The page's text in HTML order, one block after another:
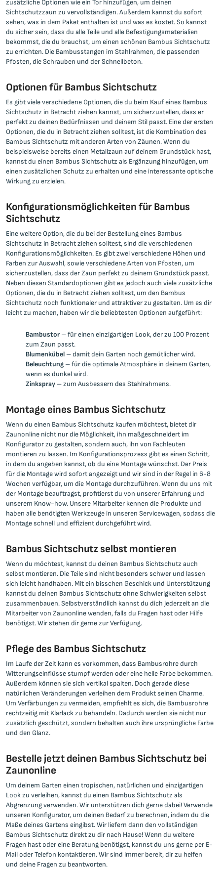
zusätzliche Optionen wie ein Tor hinzufügen, um deinen
Sichtschutzzaun zu vervollständigen. Außerdem kannst du sofort
sehen, was in dem Paket enthalten ist und was es kostet. So kannst
du sicher sein, dass du alle Teile und alle Befestigungsmaterialien
bekommst, die du brauchst, um einen schönen Bambus Sichtschutz
zu errichten. Die Bambusstangen im Stahlrahmen, die passenden
Pfosten, die Schrauben und der Schnellbeton.
Optionen für Bambus Sichtschutz
Es gibt viele verschiedene Optionen, die du beim Kauf eines Bambus
Sichtschutz in Betracht ziehen kannst, um sicherzustellen, dass er
perfekt zu deinen Bedürfnissen und deinem Stil passt. Eine der ersten
Optionen, die du in Betracht ziehen solltest, ist die Kombination des
Bambus Sichtschutz mit anderen Arten von Zäunen. Wenn du
beispielsweise bereits einen Metallzaun auf deinem Grundstück hast,
kannst du einen Bambus Sichtschutz als Ergänzung hinzufügen, um
einen zusätzlichen Schutz zu erhalten und eine interessante optische
Wirkung zu erzielen.
Konfigurationsmöglichkeiten für Bambus
Sichtschutz
Eine weitere Option, die du bei der Bestellung eines Bambus
Sichtschutz in Betracht ziehen solltest, sind die verschiedenen
Konfigurationsmöglichkeiten. Es gibt zwei verschiedene Höhen und
Farben zur Auswahl, sowie verschiedene Arten von Pfosten, um
sicherzustellen, dass der Zaun perfekt zu deinem Grundstück passt.
Neben diesen Standardoptionen gibt es jedoch auch viele zusätzliche
Optionen, die du in Betracht ziehen solltest, um den Bambus
Sichtschutz noch funktionaler und attraktiver zu gestalten. Um es dir
leicht zu machen, haben wir die beliebtesten Optionen aufgeführt:
Bambustor – für einen einzigartigen Look, der zu 100 Prozent
zum Zaun passt.
Blumenkübel – damit dein Garten noch gemütlicher wird.
Beleuchtung – für die optimale Atmosphäre in deinem Garten,
wenn es dunkel wird.
Zinkspray – zum Ausbessern des Stahlrahmens.
Montage eines Bambus Sichtschutz
Wenn du einen Bambus Sichtschutz kaufen möchtest, bietet dir
Zaunonline nicht nur die Möglichkeit, ihn maßgeschneidert im
Konfigurator zu gestalten, sondern auch, ihn von Fachleuten
montieren zu lassen. Im Konfigurationsprozess gibt es einen Schritt,
in dem du angeben kannst, ob du eine Montage wünschst. Der Preis
für die Montage wird sofort angezeigt und wir sind in der Regel in 6-8
Wochen verfügbar, um die Montage durchzuführen. Wenn du uns mit
der Montage beauftragst, profitierst du von unserer Erfahrung und
unserem Know-how. Unsere Mitarbeiter kennen die Produkte und
haben alle benötigten Werkzeuge in unseren Servicewagen, sodass die
Montage schnell und effizient durchgeführt wird.
Bambus Sichtschutz selbst montieren
Wenn du möchtest, kannst du deinen Bambus Sichtschutz auch
selbst montieren. Die Teile sind nicht besonders schwer und lassen
sich leicht handhaben. Mit ein bisschen Geschick und Unterstützung
kannst du deinen Bambus Sichtschutz ohne Schwierigkeiten selbst
zusammenbauen. Selbstverständlich kannst du dich jederzeit an die
Mitarbeiter von Zaunonline wenden, falls du Fragen hast oder Hilfe
benötigst. Wir stehen dir gerne zur Verfügung.
Pflege des Bambus Sichtschutz
Im Laufe der Zeit kann es vorkommen, dass Bambusrohre durch
Witterungseinflüsse stumpf werden oder eine helle Farbe bekommen.
Außerdem können sie sich vertikal spalten. Doch gerade diese
natürlichen Veränderungen verleihen dem Produkt seinen Charme.
Um Verfärbungen zu vermeiden, empfiehlt es sich, die Bambusrohre
rechtzeitig mit Klarlack zu behandeln. Dadurch werden sie nicht nur
zusätzlich geschützt, sondern behalten auch ihre ursprüngliche Farbe
und den Glanz.
Bestelle jetzt deinen Bambus Sichtschutz bei
Zaunonline
Um deinem Garten einen tropischen, natürlichen und einzigartigen
Look zu verleihen, kannst du einen Bambus Sichtschutz als
Abgrenzung verwenden. Wir unterstützen dich gerne dabei! Verwende
unseren Konfigurator, um deinen Bedarf zu berechnen, indem du die
Maße deines Gartens eingibst. Wir liefern dann den vollständigen
Bambus Sichtschutz direkt zu dir nach Hause! Wenn du weitere
Fragen hast oder eine Beratung benötigst, kannst du uns gerne per E-
Mail oder Telefon kontaktieren. Wir sind immer bereit, dir zu helfen
und deine Fragen zu beantworten.